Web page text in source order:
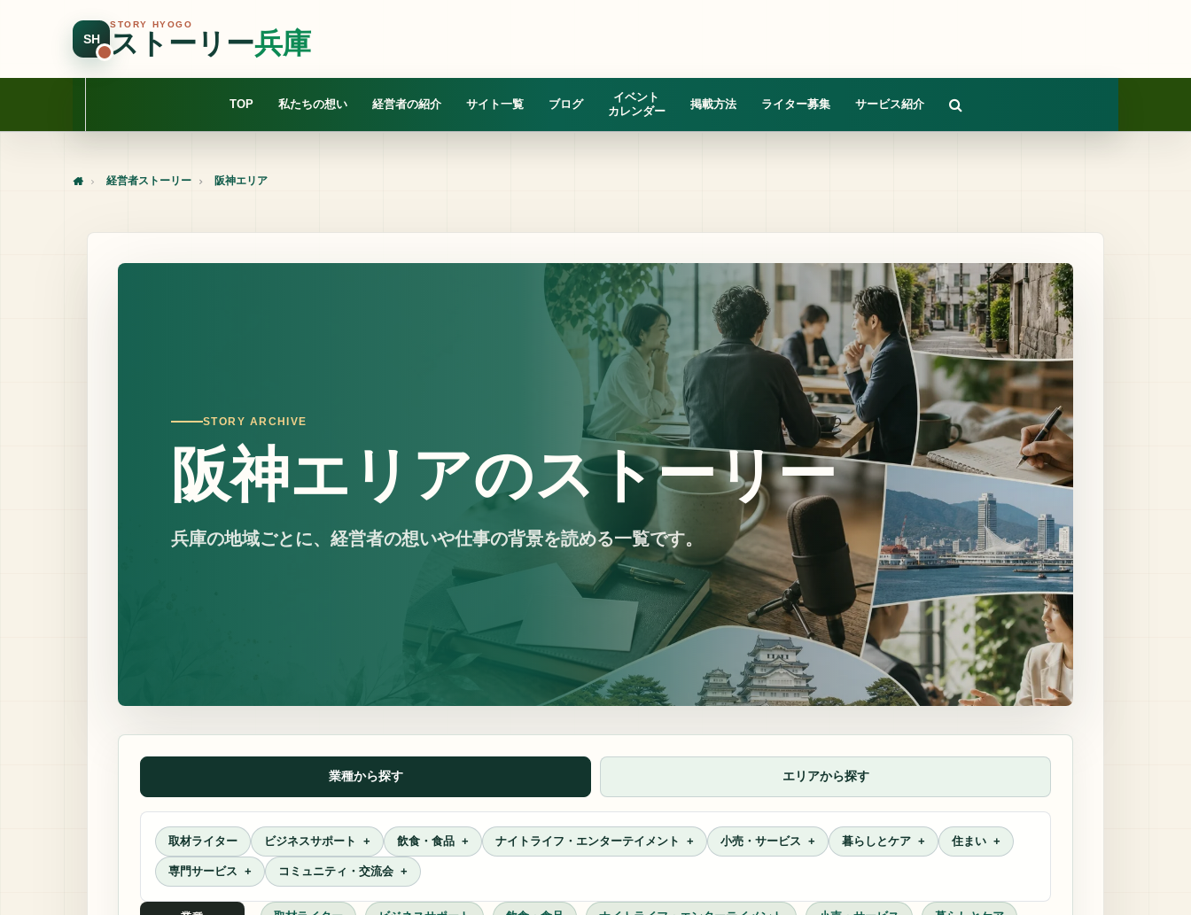
SH
STORY HYOGO
ストーリー兵庫
TOP 私たちの想い 経営者の紹介 サイト一覧 ブログ
イベント
カレンダー
掲載方法 ライター募集 サービス紹介
経営者ストーリー 阪神エリア
STORY ARCHIVE
阪神エリアのストーリー
兵庫の地域ごとに、経営者の想いや仕事の背景を読める一覧です。
業種から探す エリアから探す
取材ライター ビジネスサポート 飲食・食品 ナイトライフ・エンターテイメント 小売・サービス 暮らしとケア 住まい
専門サービス コミュニティ・交流会